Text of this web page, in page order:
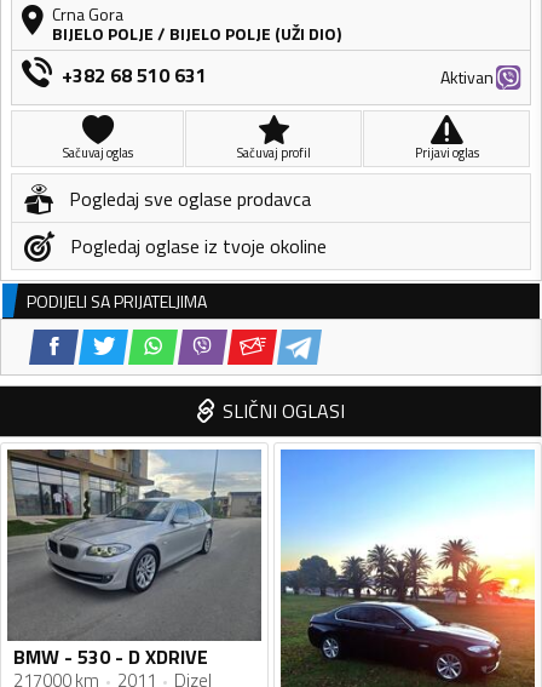
Crna Gora
BIJELO POLJE/ BIJELO POLJE (UŽI DIO)
+382 68 510 631 Aktivan
Sačuvaj oglas Sačuvaj profil Prijavi oglas
Pogledaj sve oglase prodavca
Pogledaj oglase iz tvoje okoline
PODIJELI SA PRIJATELJIMA
SLIČNI OGLASI
BMW - 530 - D XDRIVE
217000 km 2011 Dizel